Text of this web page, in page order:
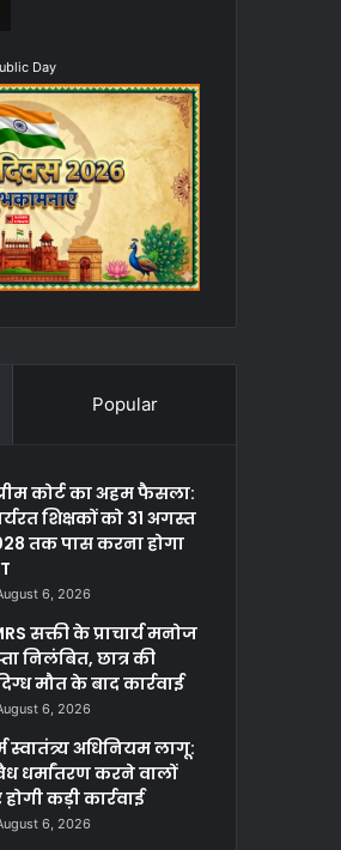
Day
Popular
कोर्ट का अहम फैसला:
शिक्षकों को 31 अगस्त
तक पास करना होगा
6, 2026
सक्ती के प्राचार्य मनोज
निलंबित, छात्र की
मौत के बाद कार्रवाई
6, 2026
स्वातंत्र्य अधिनियम लागू:
धर्मांतरण करने वालों
होगी कड़ी कार्रवाई
6, 2026